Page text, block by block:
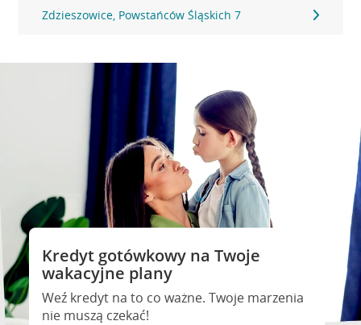
Zdzieszowice, Powstańców Śląskich 7
Kredyt gotówkowy na Twoje
wakacyjne plany
Weź kredyt na to co ważne. Twoje marzenia
nie muszą czekać!